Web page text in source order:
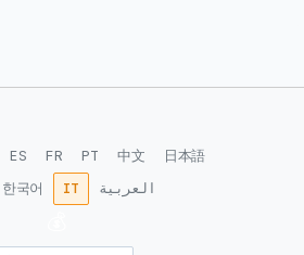
ES FR PT 中文
日本語
한국어 IT العربية